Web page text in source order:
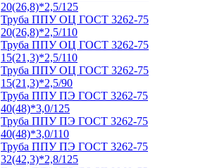
20(26,8)*2,5/125
Труба ППУ ОЦ ГОСТ 3262-75
20(26,8)*2,5/110
Труба ППУ ОЦ ГОСТ 3262-75
15(21,3)*2,5/110
Труба ППУ ОЦ ГОСТ 3262-75
15(21,3)*2,5/90
Труба ППУ ПЭ ГОСТ 3262-75
40(48)*3,0/125
Труба ППУ ПЭ ГОСТ 3262-75
40(48)*3,0/110
Труба ППУ ПЭ ГОСТ 3262-75
32(42,3)*2,8/125